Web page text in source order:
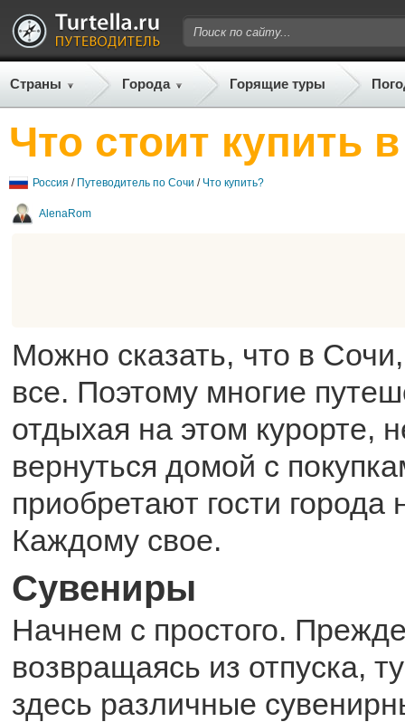
Страны Города Горящие туры
Что стоит купить
Россия / Путеводитель по Сочи / Что купить?
AlenaRom
Можно сказать, что в
все. Поэтому многие
отдыхая на этом курорте,
вернуться домой с
приобретают гости города
Каждому свое.
Сувениры
Начнем с простого.
возвращаясь из отпуска,
здесь различные